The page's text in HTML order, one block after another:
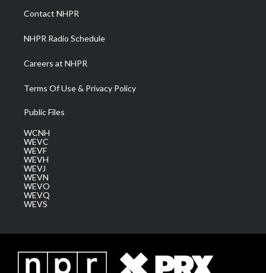
a
m
Contact NHPR
NHPR Radio Schedule
Careers at NHPR
Terms Of Use & Privacy Policy
Public Files
WCNH
WEVC
WEVF
WEVH
WEVJ
WEVN
WEVO
WEVQ
WEVS